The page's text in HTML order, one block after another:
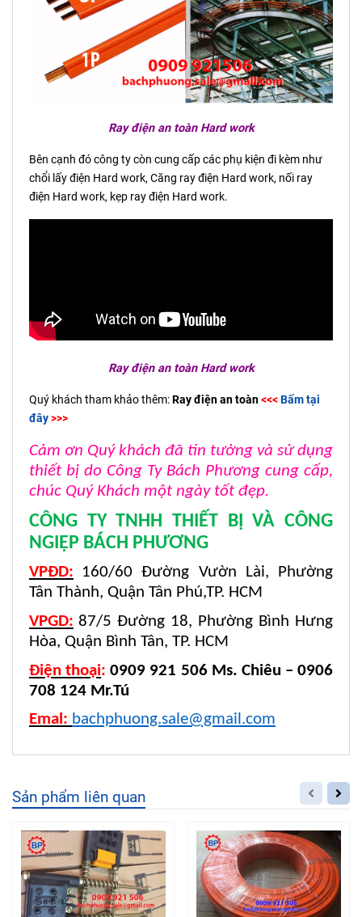
Ray điện an toàn Hard work
Bên cạnh đó công ty còn cung cấp các phụ kiện đi kèm như
chổi lấy điện Hard work, Căng ray điện Hard work, nối ray
điện Hard work, kẹp ray điện Hard work.
Ray điện an toàn Hard work
Quý khách tham khảo thêm:Ray điện an toàn<<<Bấm tại
đây>>>
Cảm ơn Quý khách đã tin tưởng và sử dụng
thiết bị do Công Ty Bách Phương cung cấp,
chúc Quý Khách một ngày tốt đẹp.
CÔNG TY TNHH THIẾT BỊ VÀ CÔNG
NGIỆP BÁCH PHƯƠNG
VPĐD:
160/60 Đường Vườn Lài, Phường
Tân Thành, Quận Tân Phú,TP. HCM
VPGD: 87/5 Đường 18, Phường Bình Hưng
Hòa, Quận Bình Tân, TP. HCM
Điện thoại:0909 921 506 Ms. Chiêu – 0906
708 124 Mr.Tú
Emal: bachphuong.sale@gmail.com
Sản phẩm liên quan